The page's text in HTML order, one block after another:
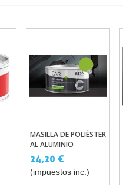
Añadir Al Carrito
MASILLA DE POLIÉSTER
AL ALUMINIO
BICOMPONENTE PARA
CARROCERÍA 1L
24,20 €
(impuestos inc.)